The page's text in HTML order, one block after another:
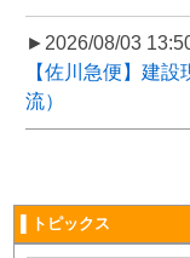
►2026/08/03
【佐川急便】建
流）
▌トピックス